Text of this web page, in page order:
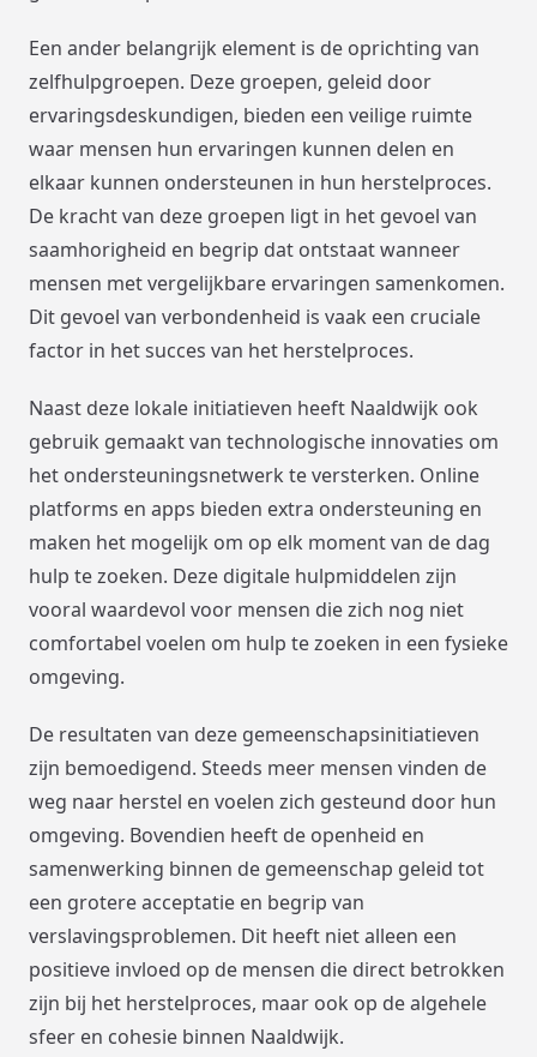
Een ander belangrijk element is de oprichting van
zelfhulpgroepen. Deze groepen, geleid door
ervaringsdeskundigen, bieden een veilige ruimte
waar mensen hun ervaringen kunnen delen en
elkaar kunnen ondersteunen in hun herstelproces.
De kracht van deze groepen ligt in het gevoel van
saamhorigheid en begrip dat ontstaat wanneer
mensen met vergelijkbare ervaringen samenkomen.
Dit gevoel van verbondenheid is vaak een cruciale
factor in het succes van het herstelproces.
Naast deze lokale initiatieven heeft Naaldwijk ook
gebruik gemaakt van technologische innovaties om
het ondersteuningsnetwerk te versterken. Online
platforms en apps bieden extra ondersteuning en
maken het mogelijk om op elk moment van de dag
hulp te zoeken. Deze digitale hulpmiddelen zijn
vooral waardevol voor mensen die zich nog niet
comfortabel voelen om hulp te zoeken in een fysieke
omgeving.
De resultaten van deze gemeenschapsinitiatieven
zijn bemoedigend. Steeds meer mensen vinden de
weg naar herstel en voelen zich gesteund door hun
omgeving. Bovendien heeft de openheid en
samenwerking binnen de gemeenschap geleid tot
een grotere acceptatie en begrip van
verslavingsproblemen. Dit heeft niet alleen een
positieve invloed op de mensen die direct betrokken
zijn bij het herstelproces, maar ook op de algehele
sfeer en cohesie binnen Naaldwijk.